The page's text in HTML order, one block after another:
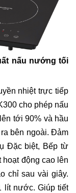
nấu nướng tối
nhiệt trực tiếp
cho phép nấu
tới 90% và hầu
bên ngoài. Đảm
Đặc biệt, Bếp từ
động cao lên
chỉ sau vài giây.
lít nước. Giúp tiết